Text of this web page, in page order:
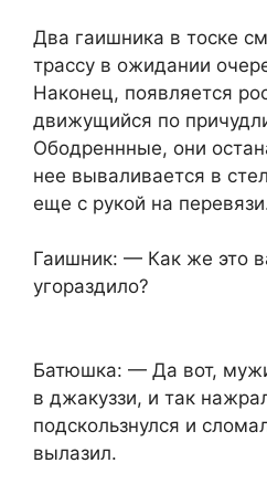
Два гаишника в тоске
трассу в ожидании
Наконец, появляется
движущийся по
Ободреннные, они
нее вываливается в
еще с рукой на
Гаишник: — Как же это
угораздило?
Батюшка: — Да вот,
в джакуззи, и так
подскользнулся и
вылазил.